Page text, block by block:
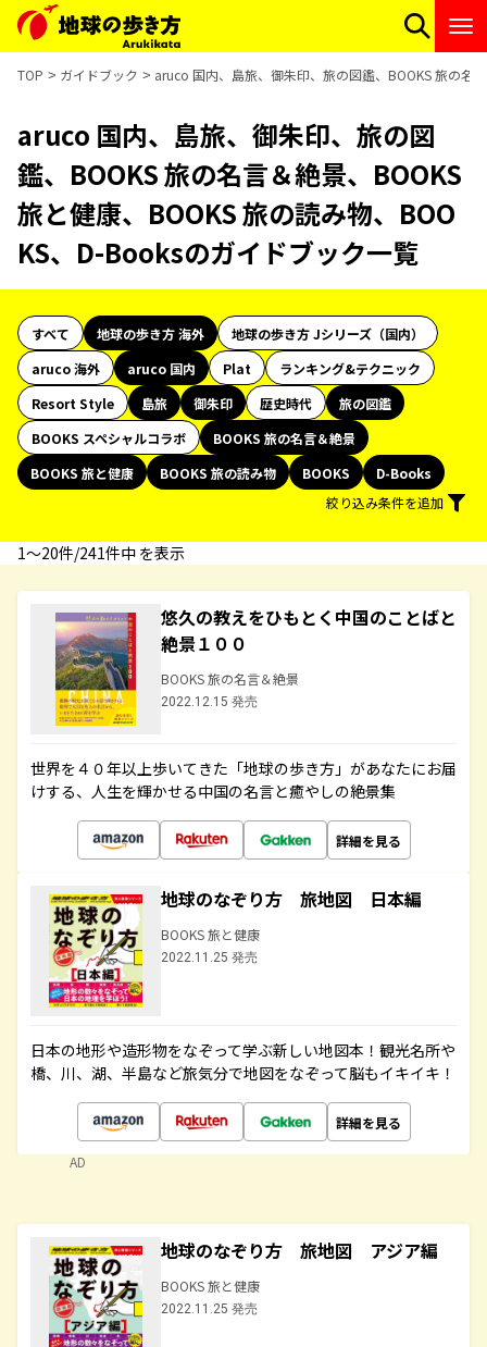
TOP ガイドブック aruco 国内、島旅、御朱印、旅の図鑑、BOOKS 旅の名
aruco 国内、島旅、御朱印、旅の図
鑑、BOOKS 旅の名言＆絶景、BOOKS
旅と健康、BOOKS 旅の読み物、BOO
KS、D-Booksのガイドブック一覧
すべて 地球の歩き方 海外
地球の歩き方 Jシリーズ（国内）
aruco 海外
aruco 国内 Plat
ランキング&テクニック
Resort Style
島旅 御朱印 歴史時代
旅の図鑑
BOOKS スペシャルコラボ
BOOKS 旅の名言＆絶景
BOOKS 旅と健康
BOOKS 旅の読み物 BOOKS
D-Books
絞り込み条件を追加
1〜20件/241件中 を表示
悠久の教えをひもとく中国のことばと
絶景１００
BOOKS 旅の名言＆絶景
2022.12.15 発売
世界を４０年以上歩いてきた「地球の歩き方」があなたにお届
けする、人生を輝かせる中国の名言と癒やしの絶景集
詳細を見る
地球のなぞり方 旅地図 日本編
BOOKS 旅と健康
2022.11.25 発売
日本の地形や造形物をなぞって学ぶ新しい地図本！観光名所や
橋、川、湖、半島など旅気分で地図をなぞって脳もイキイキ！
詳細を見る
AD
地球のなぞり方 旅地図 アジア編
BOOKS 旅と健康
2022.11.25 発売